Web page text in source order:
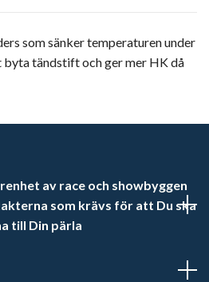
som sänker temperaturen under
byta tändstift och ger mer HK då
av race och showbyggen
som krävs för att Du ska
till Din pärla